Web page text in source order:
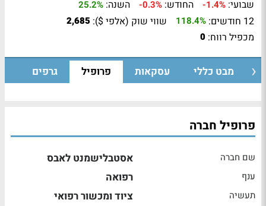
שבועי: -1.4% החודש: -0.3% השנה: 25.2%
12 חודשים: 118.4% שווי שוק (אלפי $): 2,685
מכפיל רווח: 0
מבט כללי עסקאות פרופיל גרפים
פרופיל חברה
שם חברה אסטבלישמנט לאבס
ענף רפואה
תעשיה ציוד ומכשור רפואי